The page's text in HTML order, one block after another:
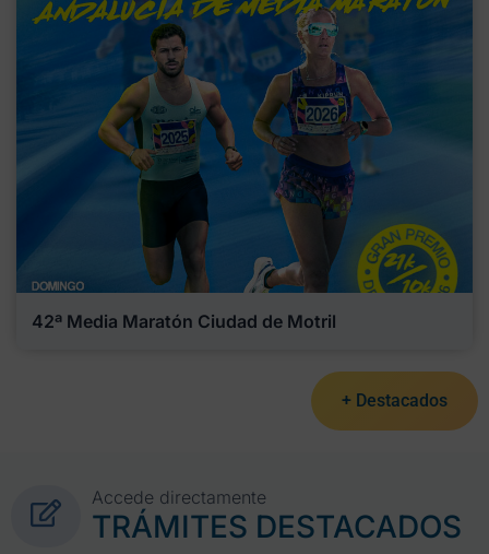
42ª Media Maratón Ciudad de Motril
+ Destacados
Accede directamente
TRÁMITES DESTACADOS